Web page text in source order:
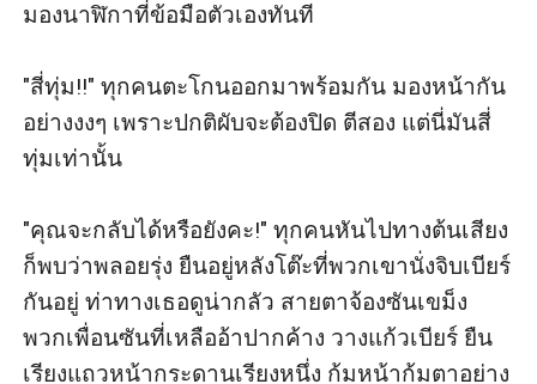
มองนาฬิกาที่ข้อมือตัวเองทันที
"สี่ทุ่ม!!" ทุกคนตะโกนออกมาพร้อมกัน มองหน้ากัน
อย่างงงๆ เพราะปกติผับจะต้องปิด ตีสอง แต่นี่มันสี่
ทุ่มเท่านั้น
"คุณจะกลับได้หรือยังคะ!" ทุกคนหันไปทางต้นเสียง
ก็พบว่าพลอยรุ่ง ยืนอยู่หลังโต๊ะที่พวกเขานั่งจิบเบียร์
กันอยู่ ท่าทางเธอดูน่ากลัว สายตาจ้องซันเขม็ง
พวกเพื่อนซันที่เหลืออ้าปากค้าง วางแก้วเบียร์ ยืน
เรียงแถวหน้ากระดานเรียงหนึ่ง ก้มหน้าก้มตาอย่าง